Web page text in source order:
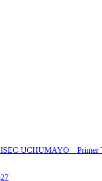
UCHUMAYO – Primer